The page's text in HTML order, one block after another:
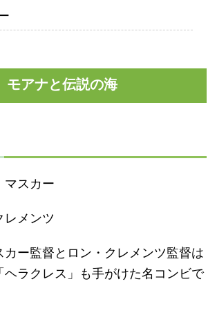
モアナと伝説の海
スカー
メンツ
カー監督とロン・クレメンツ監督は
ヘラクレス」も手がけた名コンビで